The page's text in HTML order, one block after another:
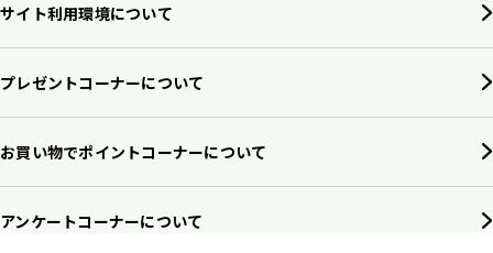
サイト利用環境について
プレゼントコーナーについて
お買い物でポイントコーナーについて
アンケートコーナーについて